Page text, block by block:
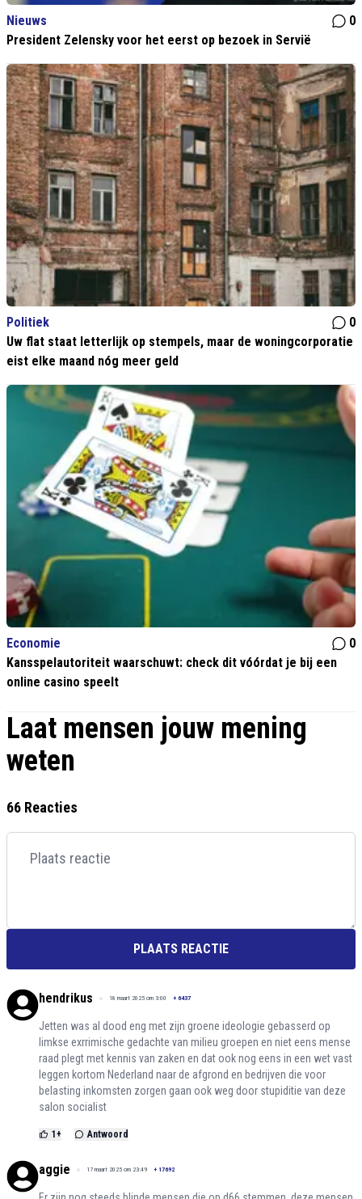
Nieuws
0
President Zelensky voor het eerst op bezoek in Servië
Politiek
0
Uw flat staat letterlijk op stempels, maar de woningcorporatie
eist elke maand nóg meer geld
Economie
0
Kansspelautoriteit waarschuwt: check dit vóórdat je bij een
online casino speelt
Laat mensen jouw mening
weten
66 Reacties
PLAATS REACTIE
hendrikus 18 maart 2025 om 3:00 + 6437
Jetten was al dood eng met zijn groene ideologie gebasserd op
limkse exrrimische gedachte van milieu groepen en niet eens mense
raad plegt met kennis van zaken en dat ook nog eens in een wet vast
leggen kortom Nederland naar de afgrond en bedrijven die voor
belasting inkomsten zorgen gaan ook weg door stupiditie van deze
salon socialist
1+ Antwoord
aggie 17 maart 2025 om 23:49 + 17692